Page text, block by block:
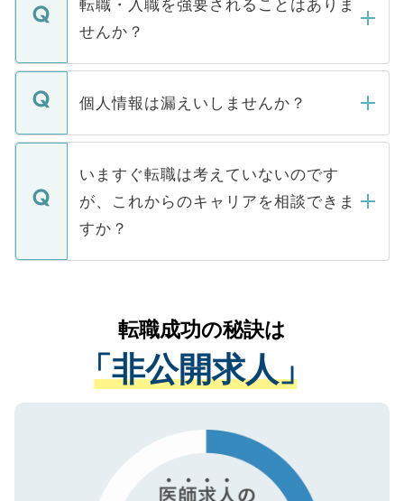
けない「非公開求人」です。非公開求人は
下記の理由によって、一般には公開してい
ません。
■応募殺到を避けるため 人気のある医療機
関を公にしてしまうと、応募が殺到する場
に、医療機関が求める条件に合った人材の
みを人材紹介会社に依頼するケースが増え
ています。
転職・入職を強要されることはありま
せんか？
転職・入職を強要することは一切ありませ
ん。また、仮に応募先から内定をいただい
定を承諾する必要はありません。内定先へ
の辞退の連絡はキャリアパートナーが行い
個人情報は漏えいしませんか？
個人情報が漏えいすることはありませんの
で、ご安心ください。当サイトからの登録
などで収集したご登録者様の個人情報は、
ご本人のキャリアアップおよび転職活動の
支援を目的に使用いたします。お預かりし
ているすべての個人データはご本人の許可
は、個人情報の取り扱いについての厳密な
管理基準を満たした事業者のみに付与され
る、プライバシーマークを取得済みです。
で、機密保持に関してもご安心ください。
いますぐ転職は考えていないのです
が、これからのキャリアを相談できま
すか？
かがいして、現在の医療機関の状況や紹介
経験をまじえながら、適切なアドバイスを
させていただきます。すぐにご転職をされ
ない方には、長期的なサポートが可能です
ので、まずはご登録ください。
転職成功の秘訣は
「非公開求人」